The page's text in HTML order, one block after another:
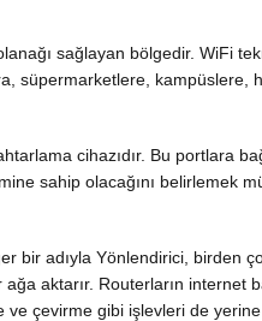
sağlayan bölgedir. WiFi
süpermarketlere,
cihazıdır. Bu portlara
sahip olacağını belirlemek
bir adıyla Yönlendirici, birden
aktarır. Routerların internet
çevirme gibi işlevleri de